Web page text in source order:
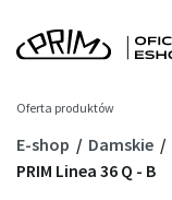
Oferta produktów
E-shop Damskie
PRIM Linea 36 Q - B